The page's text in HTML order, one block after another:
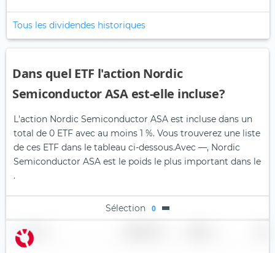
Tous les dividendes historiques
Dans quel ETF l'action Nordic
Semiconductor ASA est-elle incluse?
L'action Nordic Semiconductor ASA est incluse dans un
total de 0 ETF avec au moins 1 %. Vous trouverez une liste
de ces ETF dans le tableau ci-dessous.Avec —, Nordic
Semiconductor ASA est le poids le plus important dans le
.
Sélection 0
Nom